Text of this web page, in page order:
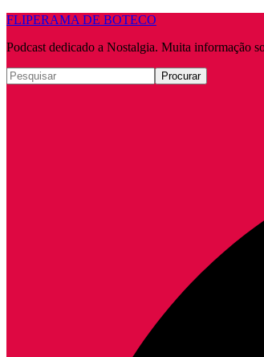
FLIPERAMA DE BOTECO
Podcast dedicado a Nostalgia. Muita informação